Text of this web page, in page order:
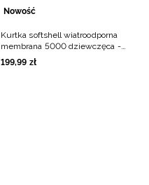
Nowość
Kurtka softshell wiatroodporna
membrana 5000 dziewczęca -
czarny
199,99 zł